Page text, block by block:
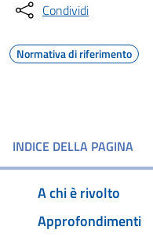
Condividi
Normativa di riferimento
INDICE DELLA PAGINA
A chi è rivolto
Approfondimenti